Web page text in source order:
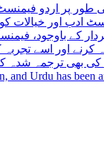
پر اردو
اور خیالات
کے باوجود،
کرنے اور اسے
بھی ترجمہ